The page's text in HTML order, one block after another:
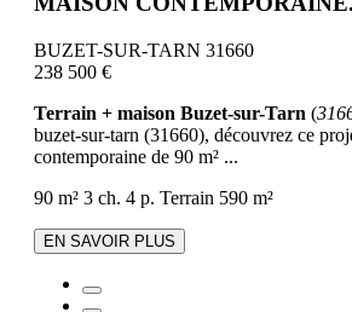
BUZET-SUR-TARN 31660
238 500 €
Terrain + maison Buzet-sur-Tarn (
buzet-sur-tarn (31660), découvrez ce
contemporaine de 90 m² ...
90 m² 3 ch. 4 p. Terrain 590 m²
EN SAVOIR PLUS